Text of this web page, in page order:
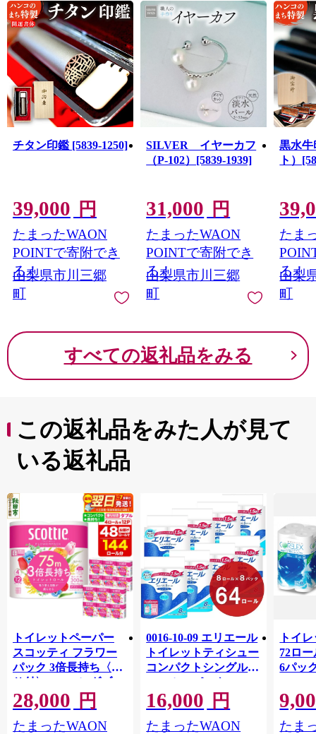
代市川團十郎の曽祖父・堀越十郎家宣、祖父・堀越重右
衛門が居を構え市川團十郎発祥の地として親しまれてい
る歌舞伎文化公園、ぼたん回廊や桜の名所など、皆さま
にお伝えしたい資源がたくさんございます。
「自然・歴史・文化を活かした『にぎわい』づくり～子
どもたちの未来へ伝統と安心をつなげて～」を基本方針
とし取り組んでまいります。
チタン印鑑 [5839-1250]
39,000 円
たまったWAON
POINTで寄附でき
る！
山梨県市川三郷
町
SILVER イヤーカフ
（P-102）[5839-1939]
31,000 円
たまったWAON
POINTで寄附でき
る！
山梨県市川三郷
町
黒水牛
ト）
たま
る！
山梨
町
すべての返礼品をみる
この返礼品をみた人が見て
いる返礼品
トイレットペーパー
スコッティ フラワー
パック 3倍長持ち〈香
り付〉4ロール(ダブ
ル)×12パック 日用品
最短翌日発送 [スコッ
ティ フラワーパック
28,000 円
たまったWAON
0016-10-09 エリエール
トイレットティシュー
コンパクトシングル 8
ロール×8パック 64ロ
ール 1.5倍巻 82.5m
トイレットペーパー
シングル パルプ100％
16,000 円
たまったWAON
トイ
72ロ
6パッ
FSCリ
長巻タ
100％
たま